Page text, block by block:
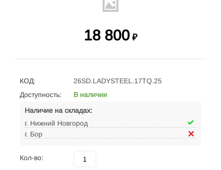
18 800 ₽
КОД:
26SD.LADYSTEEL.17TQ.25
Доступность:
В наличии
Наличие на складах:
г. Нижний Новгород
г. Бор
Кол-во: